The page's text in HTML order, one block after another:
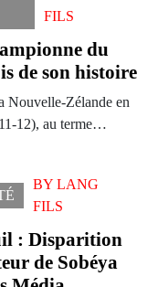
FILS
du
de son histoire
Nouvelle-Zélande en
12), au terme…
BY LANG
FILS
: Disparition
de Sobéya